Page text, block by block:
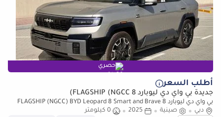
حصري
أطلب السعر
جديدة بي واي دي ليوبارد 8 FLAGSHIP (NGCC)
بي واي دي ليوبارد 8 FLAGSHIP (NGCC) BYD Leopard 8 Smart and Brave
Flagship Edition - 7 Seats - Electric Side Step - 202دبي صينية 2025
0 كيلومتر